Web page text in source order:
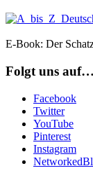
E-Book: Der
Folgt uns auf…
Facebook
Twitter
YouTube
Pinterest
Instagram